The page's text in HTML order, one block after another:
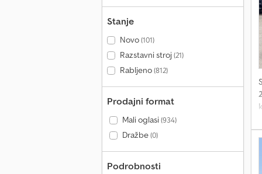
Stanje
Novo(101)
Razstavni stroj(21)
Rabljeno(812)
Prodajni format
Mali oglasi(934)
Dražbe(0)
Podrobnosti